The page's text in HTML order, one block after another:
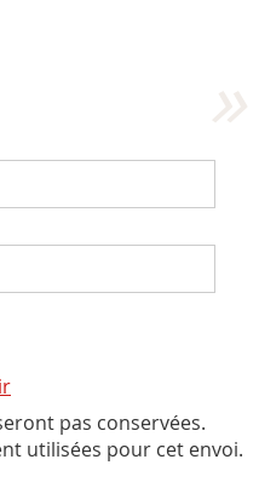
pas conservées.
utilisées pour cet envoi.